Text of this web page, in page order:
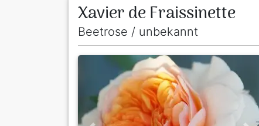
Xavier de Fraissinette
Beetrose / unbekannt